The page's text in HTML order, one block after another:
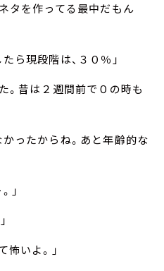
タを作ってる最中だもん
ら現段階は、３０％」
。昔は２週間前で０の時も
ったからね。あと年齢的な
」
怖いよ。」